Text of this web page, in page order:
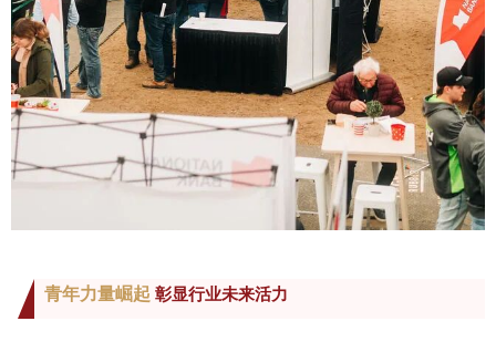
青年力量崛起彰显行业未来活力